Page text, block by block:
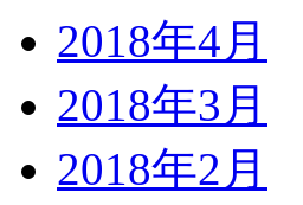
2018年4月
2018年3月
2018年2月